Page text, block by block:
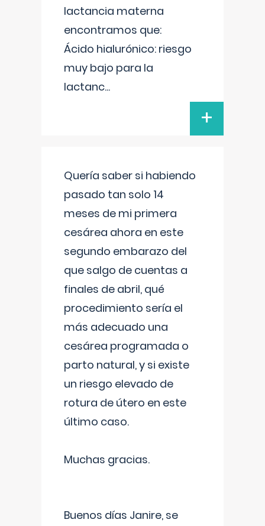
lactancia materna
encontramos que:
Ácido hialurónico: riesgo
muy bajo para la
lactanc...
+
Quería saber si habiendo
pasado tan solo 14
meses de mi primera
cesárea ahora en este
segundo embarazo del
que salgo de cuentas a
finales de abril, qué
procedimiento sería el
más adecuado una
cesárea programada o
parto natural, y si existe
un riesgo elevado de
rotura de útero en este
último caso.
Muchas gracias.
Buenos días Janire, se